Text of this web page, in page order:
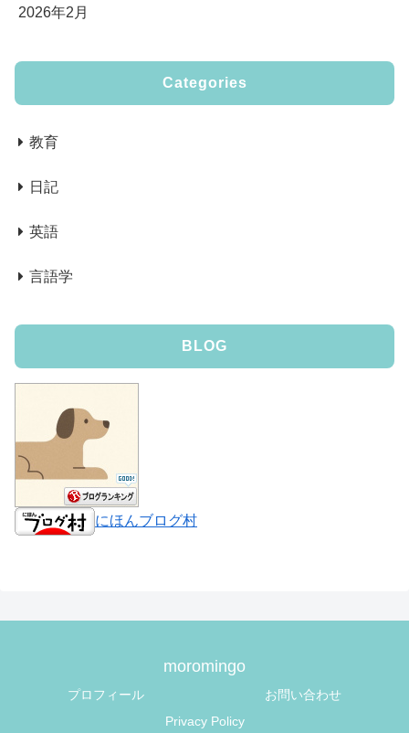
2026年2月
Categories
教育
日記
英語
言語学
BLOG
にほんブログ村
moromingo
プロフィール
お問い合わせ
Privacy Policy